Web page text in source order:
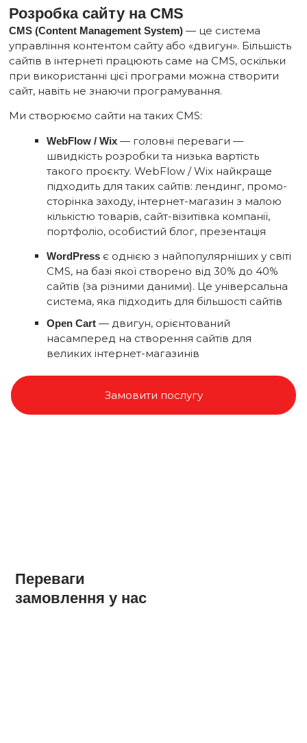
Розробка сайту на CMS
CMS (Content Management System) — це система
управління контентом сайту або «двигун». Більшість
сайтів в інтернеті працюють саме на CMS, оскільки
при використанні цієї програми можна створити
сайт, навіть не знаючи програмування.
Ми створюємо сайти на таких CMS:
WebFlow / Wix — головні переваги —
швидкість розробки та низька вартість
такого проєкту. WebFlow / Wix найкраще
підходить для таких сайтів: лендинг, промо-
сторінка заходу, інтернет-магазин з малою
кількістю товарів, сайт-візитівка компанії,
портфоліо, особистий блог, презентація
WordPress є однією з найпопулярніших у світі
CMS, на базі якої створено від 30% до 40%
сайтів (за різними даними). Це універсальна
система, яка підходить для більшості сайтів
Open Cart—двигун, орієнтований
насамперед на створення сайтів для
великих інтернет-магазинів
Замовити послугу
Переваги
замовлення у нас